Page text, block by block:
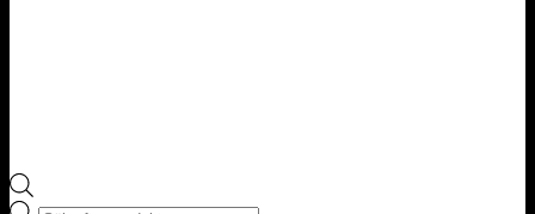
Products